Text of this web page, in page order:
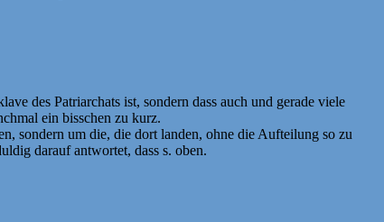
des Patriarchats ist, sondern dass auch und gerade viele
ein bisschen zu kurz.
sondern um die, die dort landen, ohne die Aufteilung so zu
darauf antwortet, dass s. oben.